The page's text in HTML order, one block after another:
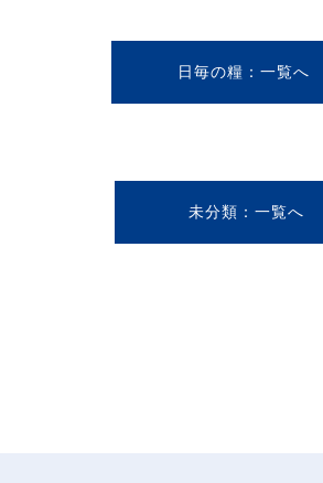
日毎の糧
未分類